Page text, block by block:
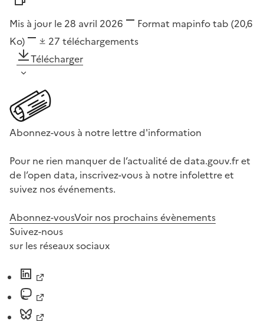
Mis à jour le 28 avril 2026 Format mapinfo tab (20,6
Ko)
27 téléchargements
Télécharger
Abonnez-vous à notre lettre d'information
Pour ne rien manquer de l’actualité de data.gouv.fr et
de l’open data, inscrivez-vous à notre infolettre et
suivez nos événements.
Abonnez-vousVoir nos prochains évènements
Suivez-nous
sur les réseaux sociaux